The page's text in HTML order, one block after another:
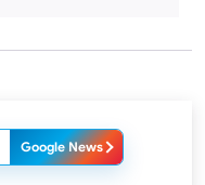
Google News